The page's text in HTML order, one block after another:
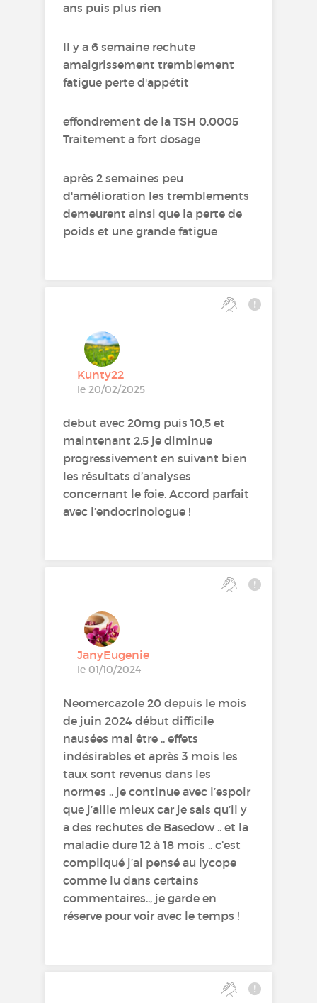
ans puis plus rien
Il y a 6 semaine rechute
amaigrissement tremblement
fatigue perte d'appétit
effondrement de la TSH 0,0005
Traitement a fort dosage
après 2 semaines peu
d'amélioration les tremblements
demeurent ainsi que la perte de
poids et une grande fatigue
Kunty22
le 20/02/2025
debut avec 20mg puis 10,5 et
maintenant 2,5 je diminue
progressivement en suivant bien
les résultats d’analyses
concernant le foie. Accord parfait
avec l’endocrinologue !
JanyEugenie
le 01/10/2024
Neomercazole 20 depuis le mois
de juin 2024 début difficile
nausées mal être .. effets
indésirables et après 3 mois les
taux sont revenus dans les
normes .. je continue avec l’espoir
que j’aille mieux car je sais qu’il y
a des rechutes de Basedow .. et la
maladie dure 12 à 18 mois .. c’est
compliqué j’ai pensé au lycope
comme lu dans certains
commentaires.., je garde en
réserve pour voir avec le temps !